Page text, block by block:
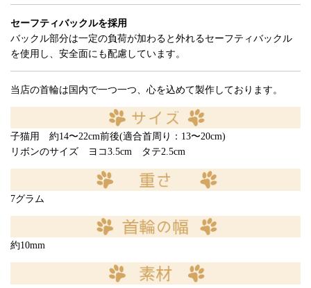
セーフティバックルを採用
バックル部分は一定の負荷が加わると外れるセーフティバックル
を使用し、安全面にも配慮しています。
当店の首輪は国内で一つ一つ、心を込めて製作しております。
子猫用 約14〜22cm前後(適合首周り：13〜20cm)
リボンのサイズ ヨコ3.5cm タテ2.5cm
7グラム
約10mm